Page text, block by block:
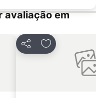
Grande
storico di Positano
Di Salerno
avaliação em
PartilharAdicionar